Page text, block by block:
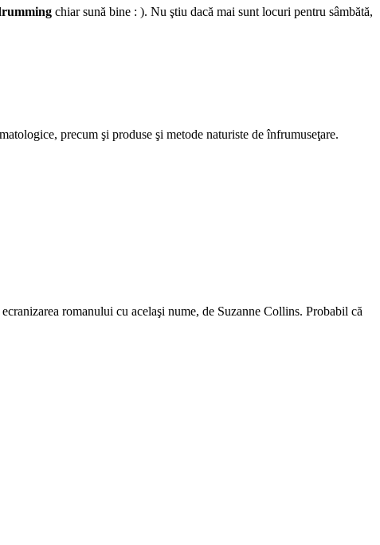
chiar sună bine : ). Nu ştiu dacă mai sunt locuri pentru sâmbătă,
precum şi produse şi metode naturiste de înfrumuseţare.
romanului cu acelaşi nume, de Suzanne Collins. Probabil că